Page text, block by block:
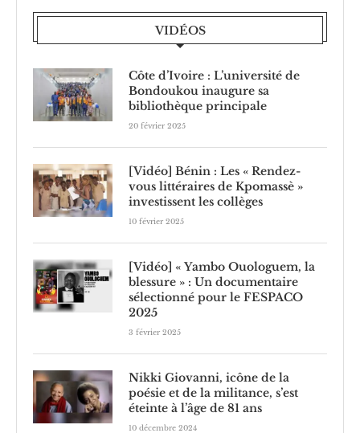
VIDÉOS
Côte d’Ivoire : L’université de
Bondoukou inaugure sa
bibliothèque principale
20 février 2025
[Vidéo] Bénin : Les « Rendez-
vous littéraires de Kpomassè »
investissent les collèges
10 février 2025
[Vidéo] « Yambo Ouologuem, la
blessure » : Un documentaire
sélectionné pour le FESPACO
2025
3 février 2025
Nikki Giovanni, icône de la
poésie et de la militance, s’est
éteinte à l’âge de 81 ans
10 décembre 2024